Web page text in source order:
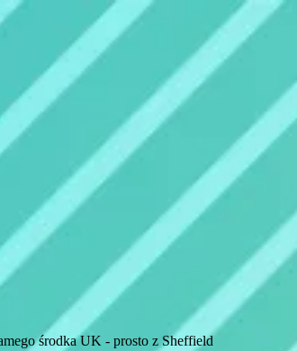
środka UK - prosto z Sheffield